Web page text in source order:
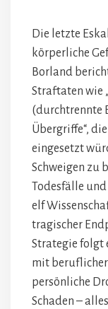
Die letzte
körperliche
Borland
Straftaten wie
(durchtrennte
Übergriffe“,
eingesetzt
Schweigen zu
Todesfälle
elf
tragischer
Strategie folgt
mit
persönliche
Schaden –